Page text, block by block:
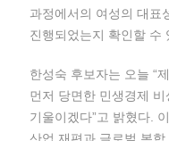
과정에서의 여성의 대표
진행되었는지 확인할 수
한성숙 후보자는 오늘 “
먼저 당면한 민생경제
기울이겠다”고 밝혔다.
산업 재편과 글로벌 복